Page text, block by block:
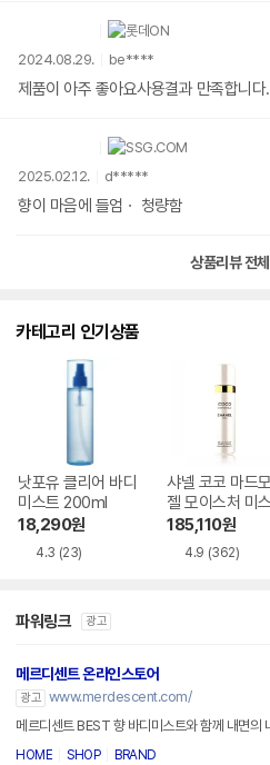
2024.08.29. be****
제품이 아주 좋아요사용결과 만족합니다.
2025.02.12. d*****
향이 마음에 들엄ㆍ 청량함
상품리뷰 전체
카테고리 인기상품
낫포유 클리어 바디
미스트 200ml
18,290원
4.3 (23)
샤넬 코코 마드
젤 모이스처 미
100ml
185,110원
4.9 (362)
파워링크 광고
메르디센트 온라인스토어
광고 www.merdescent.com/
메르디센트 BEST 향 바디미스트와 함께 내면의
HOME SHOP BRAND